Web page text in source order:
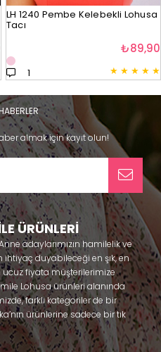
LH 1240 Pembe Kelebekli Lohusa
Tacı
★ ★ ★ ★ ★
1
₺89,90
almak için kayıt olun!
ÜRÜNLERİ
adaylarımızın hamilelik ve
duyabileceği en şık, en
ucuz fiyata müşterilerimize
Lohusa ürünleri alanında
farklı kategoriler de bir
ürünlerine sadece bir tık
öncesi hem doğum sonrası
döneminizi huzur içinde